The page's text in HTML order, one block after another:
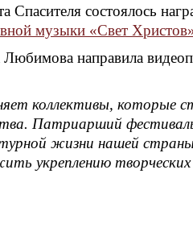
состоялось
музыки «Свет
направила
коллективы, которые
Патриарший
жизни нашей
укреплению творческих